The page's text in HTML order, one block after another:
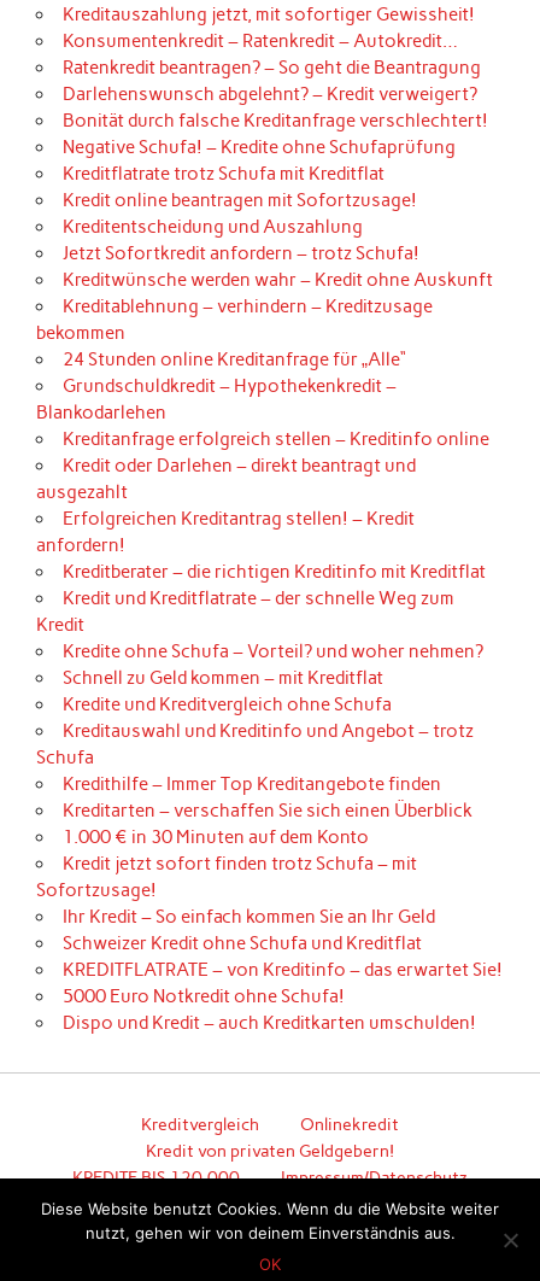
Kreditauszahlung jetzt, mit sofortiger Gewissheit!
Konsumentenkredit – Ratenkredit – Autokredit…
Ratenkredit beantragen? – So geht die Beantragung
Darlehenswunsch abgelehnt? – Kredit verweigert?
Bonität durch falsche Kreditanfrage verschlechtert!
Negative Schufa! – Kredite ohne Schufaprüfung
Kreditflatrate trotz Schufa mit Kreditflat
Kredit online beantragen mit Sofortzusage!
Kreditentscheidung und Auszahlung
Jetzt Sofortkredit anfordern – trotz Schufa!
Kreditwünsche werden wahr – Kredit ohne Auskunft
Kreditablehnung – verhindern – Kreditzusage
bekommen
24 Stunden online Kreditanfrage für „Alle“
Grundschuldkredit – Hypothekenkredit –
Blankodarlehen
Kreditanfrage erfolgreich stellen – Kreditinfo online
Kredit oder Darlehen – direkt beantragt und
ausgezahlt
Erfolgreichen Kreditantrag stellen! – Kredit
anfordern!
Kreditberater – die richtigen Kreditinfo mit Kreditflat
Kredit und Kreditflatrate – der schnelle Weg zum
Kredit
Kredite ohne Schufa – Vorteil? und woher nehmen?
Schnell zu Geld kommen – mit Kreditflat
Kredite und Kreditvergleich ohne Schufa
Kreditauswahl und Kreditinfo und Angebot – trotz
Schufa
Kredithilfe – Immer Top Kreditangebote finden
Kreditarten – verschaffen Sie sich einen Überblick
1.000 € in 30 Minuten auf dem Konto
Kredit jetzt sofort finden trotz Schufa – mit
Sofortzusage!
Ihr Kredit – So einfach kommen Sie an Ihr Geld
Schweizer Kredit ohne Schufa und Kreditflat
KREDITFLATRATE – von Kreditinfo – das erwartet Sie!
5000 Euro Notkredit ohne Schufa!
Dispo und Kredit – auch Kreditkarten umschulden!
Kreditvergleich
Onlinekredit
Kredit von privaten Geldgebern!
KREDITE BIS 120.000
Impressum/Datenschutz
Über uns-Kreditinfo.online und Kredit Informationen
Online
Hier geht es zum unkomplizierten Kredit!
Diese Website benutzt Cookies. Wenn du die Website weiter
nutzt, gehen wir von deinem Einverständnis aus.
OK